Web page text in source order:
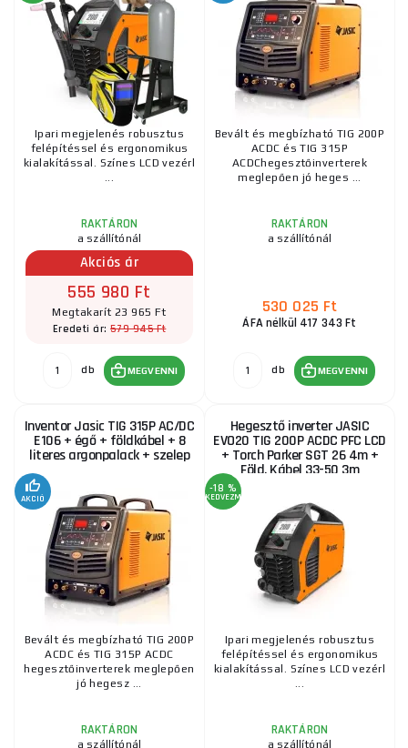
Ipari megjelenés robusztus
felépítéssel és ergonomikus
kialakítással. Színes LCD vezérl
...
RAKTÁRON
a szállítónál
Akciós ár
555 980 Ft
Megtakarít 23 965 Ft
Eredeti ár: 579 945 Ft
db MEGVENNI
Bevált és megbízható TIG 200P
ACDC és TIG 315P
ACDChegesztőinverterek
meglepően jó heges ...
RAKTÁRON
a szállítónál
530 025 Ft
ÁFA nélkül 417 343 Ft
db MEGVENNI
Inventor Jasic TIG 315P AC/DC
E106 + égő + földkábel + 8
literes argonpalack + szelep
AKCIÓ
Bevált és megbízható TIG 200P
ACDC és TIG 315P ACDC
hegesztőinverterek meglepően
jó hegesz ...
RAKTÁRON
a szállítónál
Hegesztő inverter JASIC
EVO20 TIG 200P ACDC PFC LCD
+ Torch Parker SGT 26 4m +
Föld. Kábel 33-50 3m
-18 %
KEDVEZMÉNY
Ipari megjelenés robusztus
felépítéssel és ergonomikus
kialakítással. Színes LCD vezérl
...
RAKTÁRON
a szállítónál